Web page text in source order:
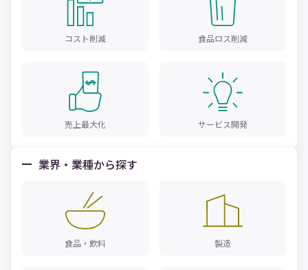
コスト削減 食品ロス削減
売上最大化 サービス開発
業界・業種から探す
食品・飲料 製造